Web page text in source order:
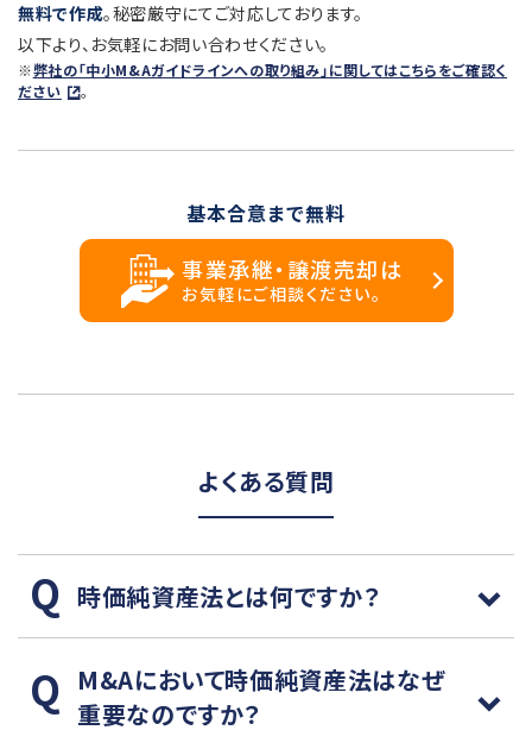
無料で作成。秘密厳守にてご対応しております。
以下より、お気軽にお問い合わせください。
※弊社の「中小M&Aガイドラインへの取り組み」に関してはこちらをご確認く
ださい
。
基本合意まで無料
事業承継・譲渡売却は
お気軽にご相談ください。
よくある質問
時価純資産法とは何ですか？
M&Aにおいて時価純資産法はなぜ
重要なのですか？